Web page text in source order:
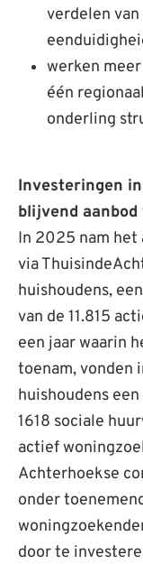
verdelen
werken
één
onderling
Investeringen
blijvend
In 2025 nam het
via
huishoudens,
van de 11.815
een jaar waarin
toenam, vonden
huishoudens
1618 sociale
actief
Achterhoekse
onder
door te